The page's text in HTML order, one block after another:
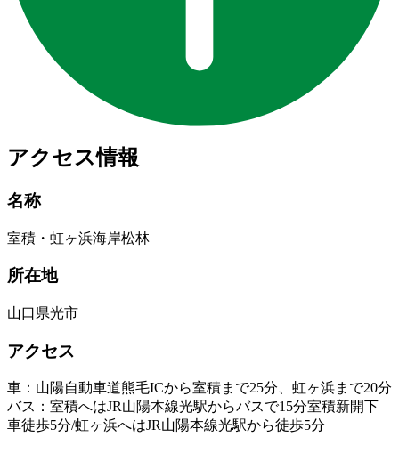
アクセス情報
名称
室積・虹ヶ浜海岸松林
所在地
山口県光市
アクセス
車：山陽自動車道熊毛ICから室積まで25分、虹ヶ浜まで20分
バス：室積へはJR山陽本線光駅からバスで15分室積新開下
車徒歩5分/虹ヶ浜へはJR山陽本線光駅から徒歩5分